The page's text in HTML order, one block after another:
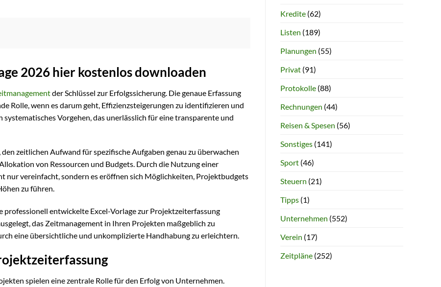
2026 hier kostenlos downloaden
der Schlüssel zur Erfolgssicherung. Die genaue Erfassung
Rolle, wenn es darum geht, Effizienzsteigerungen zu identifizieren und
Vorgehen, das unerlässlich für eine transparente und
zeitlichen Aufwand für spezifische Aufgaben genau zu überwachen
von Ressourcen und Budgets. Durch die Nutzung einer
nur vereinfacht, sondern es eröffnen sich Möglichkeiten, Projektbudgets
zu führen.
entwickelte Excel-Vorlage zur Projektzeiterfassung
das Zeitmanagement in Ihren Projekten maßgeblich zu
eine übersichtliche und unkomplizierte Handhabung zu erleichtern.
spielen eine zentrale Rolle für den Erfolg von Unternehmen.
Kredite(62)
Listen (189)
Planungen (55)
Privat(91)
Protokolle(88)
Rechnungen (44)
Reisen & Spesen (56)
Sonstiges(141)
Sport(46)
Steuern (21)
Tipps(1)
Unternehmen (552)
Verein (17)
Zeitpläne(252)